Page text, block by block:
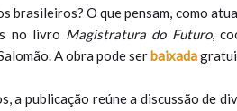
brasileiros? O que pensam, como
no livro Magistratura do Futuro,
A obra pode serbaixada
a publicação reúne a discussão de